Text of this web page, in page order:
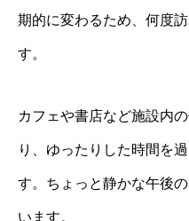
期的に変わるため、何度
す。
カフェや書店など施設内
り、ゆったりした時間を
す。ちょっと静かな午後
います。